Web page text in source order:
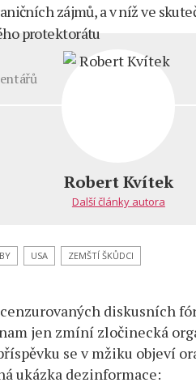
zájmů, a v níž ve
protektorátu
u
prokletí
ovládá
kulturu
i sport.
Bakalova
chobotnice
Robert Kvítek
Další články autora
USA ZEMŠTÍ ŠKŮDCI
diskusních
jen zmíní zločinecká
se v mžiku objeví
ukázka dezinformace: